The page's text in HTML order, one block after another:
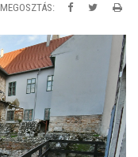
MEGOSZTÁS: